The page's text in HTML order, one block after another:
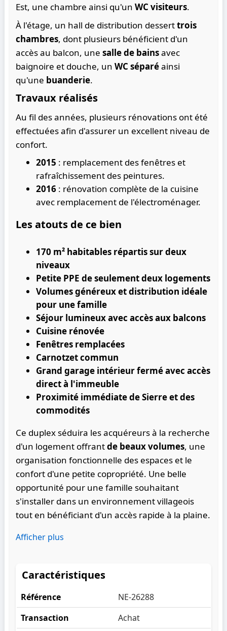
Est, une chambre ainsi qu'unWC visiteurs.
À l'étage, un hall de distribution desserttrois
chambres, dont plusieurs bénéficient d'un
accès au balcon, unesalle de bainsavec
baignoire et douche, unWC séparéainsi
qu'une buanderie.
Travaux réalisés
Au fil des années, plusieurs rénovations ont été
effectuées afin d'assurer un excellent niveau de
confort.
2015 : remplacement des fenêtres et
rafraîchissement des peintures.
2016 : rénovation complète de la cuisine
avec remplacement de l'électroménager.
Les atouts de ce bien
170 m² habitables répartis sur deux
niveaux
Petite PPE de seulement deux logements
Volumes généreux et distribution idéale
pour une famille
Séjour lumineux avec accès aux balcons
Cuisine rénovée
Fenêtres remplacées
Carnotzet commun
Grand garage intérieur fermé avec accès
direct à l'immeuble
Proximité immédiate de Sierre et des
commodités
Ce duplex séduira les acquéreurs à la recherche
d'un logement offrantde beaux volumes, une
organisation fonctionnelle des espaces et le
confort d'une petite copropriété. Une belle
opportunité pour une famille souhaitant
s'installer dans un environnement villageois
tout en bénéficiant d'un accès rapide à la plaine.
Afficher plus
Caractéristiques
Référence
NE-26288
Transaction
Achat